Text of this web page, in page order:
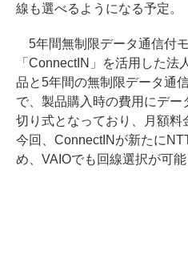
線も選べるようになる予定。
5年間無制限データ通信付
「ConnectIN」を活用した法
品と5年間の無制限データ通
で、製品購入時の費用にデ
切り式となっており、月額料
今回、ConnectINが新たに
め、VAIOでも回線選択が可能